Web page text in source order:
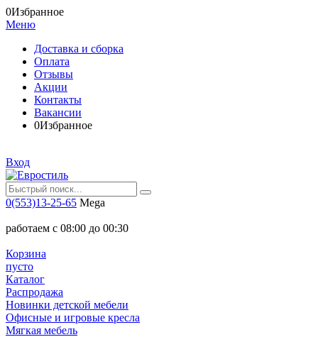
0Избранное
Меню
Доставка и сборка
Оплата
Отзывы
Акции
Контакты
Вакансии
0Избранное
Вход
0(553)13-25-65 Mega
работаем с 08:00 до 00:30
Корзина
пусто
Каталог
Распродажа
Новинки детской мебели
Офисные и игровые кресла
Мягкая мебель